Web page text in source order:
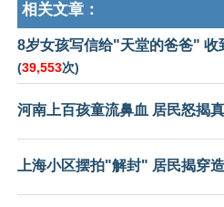
相关文章：
8岁女孩写信给"天堂的爸爸" 收
(39,553次)
河南上百孩童流鼻血 居民怒揭
上海小区摆拍"解封" 居民揭穿